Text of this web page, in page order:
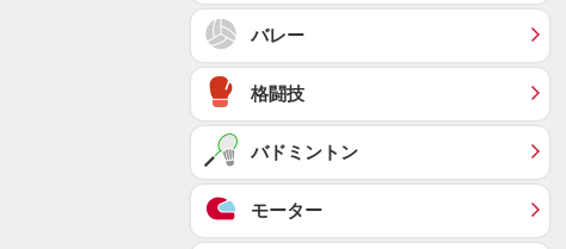
バレー
格闘技
バドミントン
モーター